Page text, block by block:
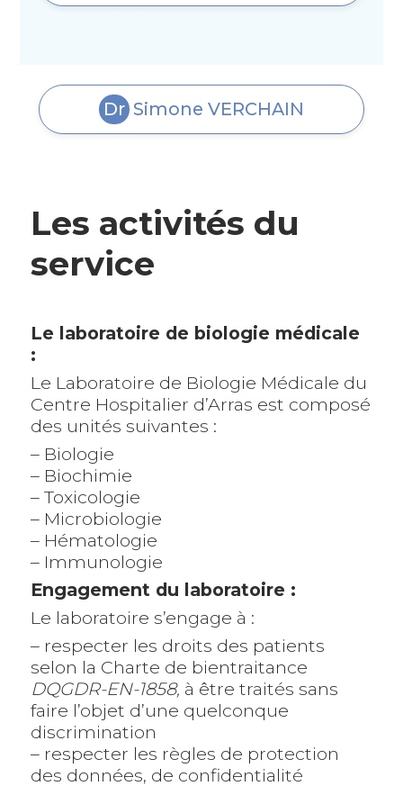
Dr Simone VERCHAIN
Les activités du
service
Le laboratoire de biologie médicale
:
Le Laboratoire de Biologie Médicale du
Centre Hospitalier d’Arras est composé
des unités suivantes :
– Biologie
– Biochimie
– Toxicologie
– Microbiologie
– Hématologie
– Immunologie
Engagement du laboratoire :
Le laboratoire s’engage à :
– respecter les droits des patients
selon la Charte de bientraitance
DQGDR-EN-1858, à être traités sans
faire l’objet d’une quelconque
discrimination
– respecter les règles de protection
des données, de confidentialité